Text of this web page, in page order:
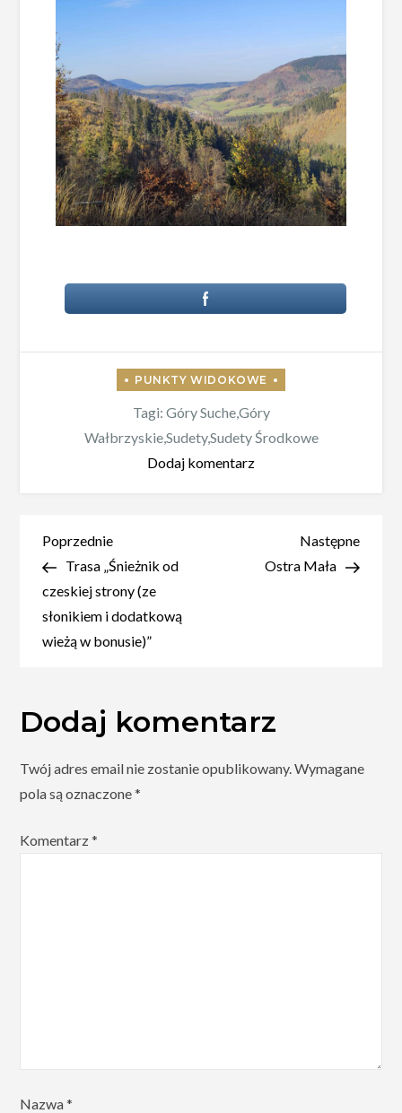
Tagi: Góry Suche,Góry
Wałbrzyskie,Sudety,Sudety Środkowe
Dodaj komentarzdo
Nawigacja
wpisu
Poprzedni
wpis
Poprzednie
Trasa „Śnieżnik od
czeskiej strony (ze
słonikiem i dodatkową
wieżą w bonusie)”
wpis
Następne
Ostra Mała
Dodaj komentarz
Twój adres email nie zostanie opublikowany. Wymagane
pola są oznaczone*
Komentarz*
Nazwa*